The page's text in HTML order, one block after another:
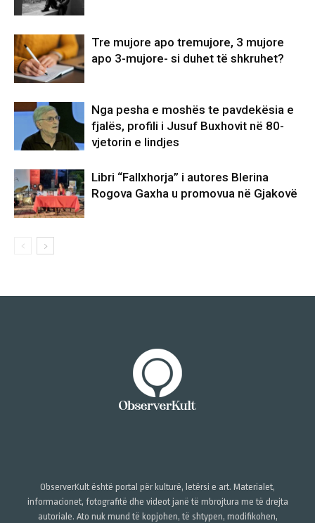
Tre mujore apo tremujore, 3 mujore
apo 3-mujore- si duhet të shkruhet?
Nga pesha e moshës te pavdekësia e
fjalës, profili i Jusuf Buxhovit në 80-
vjetorin e lindjes
Libri “Fallxhorja” i autores Blerina
Rogova Gaxha u promovua në Gjakovë
ObserverKult është portal për kulturë, letërsi e art. Materialet,
informacionet, fotografitë dhe videot janë të mbrojtura me të drejta
autoriale. Ato nuk mund të kopjohen, të shtypen, modifikohen,